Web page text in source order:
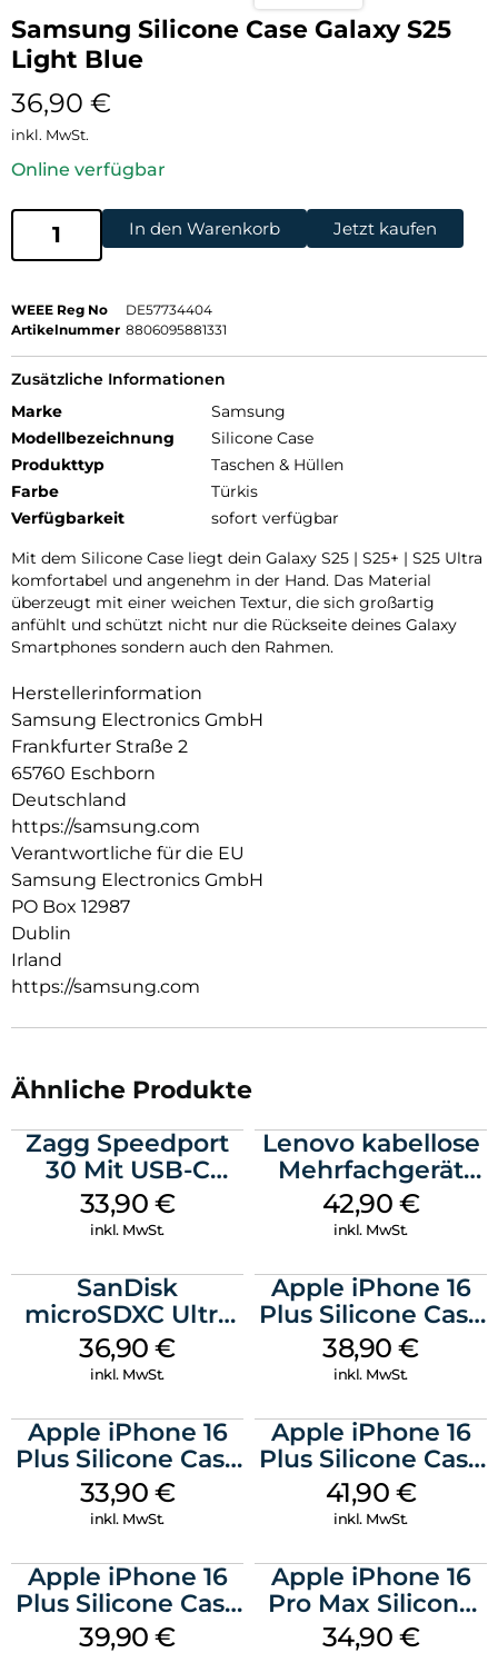
Samsung Silicone Case Galaxy S25
Light Blue
36,90 €
inkl. MwSt.
Online verfügbar
In den Warenkorb Jetzt kaufen
WEEE Reg No
DE57734404
Artikelnummer 8806095881331
Zusätzliche Informationen
Marke
Samsung
Modellbezeichnung
Silicone Case
Produkttyp
Taschen & Hüllen
Farbe
Türkis
Verfügbarkeit
sofort verfügbar
Mit dem Silicone Case liegt dein Galaxy S25 | S25+ | S25 Ultra
komfortabel und angenehm in der Hand. Das Material
überzeugt mit einer weichen Textur, die sich großartig
anfühlt und schützt nicht nur die Rückseite deines Galaxy
Smartphones sondern auch den Rahmen.
Herstellerinformation
Samsung Electronics GmbH
Frankfurter Straße 2
65760 Eschborn
Deutschland
https://samsung.com
Verantwortliche für die EU
Samsung Electronics GmbH
PO Box 12987
Dublin
Irland
https://samsung.com
Ähnliche Produkte
Zagg Speedport
30 Mit USB-C
Kabel Weiß
33,90 €
inkl. MwSt.
Lenovo kabellose
Mehrfachgerät
Luna Grey
42,90 €
inkl. MwSt.
SanDisk
microSDXC Ultra
128 GB + Adapter
Mobile
36,90€
inkl. MwSt.
Apple iPhone 16
Plus Silicone Case
MagSafe Denim
38,90€
inkl. MwSt.
Apple iPhone 16
Plus Silicone Case
MagSafe Lake
Green
33,90 €
inkl. MwSt.
Apple iPhone 16
Plus Silicone Case
MagSafe Stone
Gray
41,90 €
inkl. MwSt.
Apple iPhone 16
Plus Silicone Case
MagSafe Plum
39,90€
Apple iPhone 16
Pro Max Silicone
Case MagSafe
34,90 €